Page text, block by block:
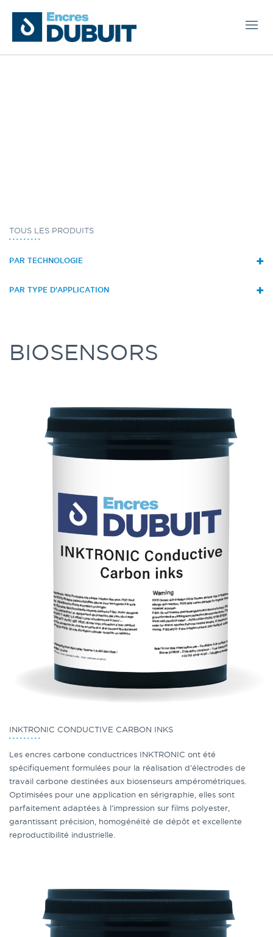
TOUS LES PRODUITS
+
PAR TECHNOLOGIE
+
PAR TYPE D’APPLICATION
BIOSENSORS
INKTRONIC CONDUCTIVE CARBON INKS
Les encres carbone conductrices INKTRONIC ont été
spécifiquement formulées pour la réalisation d’électrodes de
travail carbone destinées aux biosenseurs ampérométriques.
Optimisées pour une application en sérigraphie, elles sont
parfaitement adaptées à l’impression sur films polyester,
garantissant précision, homogénéité de dépôt et excellente
reproductibilité industrielle.